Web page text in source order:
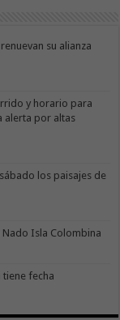
su alianza
y horario para
alerta por altas
los paisajes de
Nado Isla Colombina
tiene fecha